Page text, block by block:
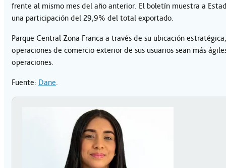
frente al mismo mes del año anterior. El boletín muestra a
una participación del 29,9% del total exportado.
Parque Central Zona Franca a través de su ubicación
operaciones de comercio exterior de sus usuarios sean más
operaciones.
Fuente: Dane